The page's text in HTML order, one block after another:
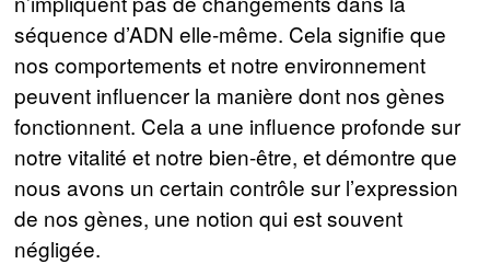
séquence d’ADN elle-même. Cela signifie que
nos comportements et notre environnement
peuvent influencer la manière dont nos gènes
fonctionnent. Cela a une influence profonde sur
notre vitalité et notre bien-être, et démontre que
nous avons un certain contrôle sur l’expression
de nos gènes, une notion qui est souvent
négligée.